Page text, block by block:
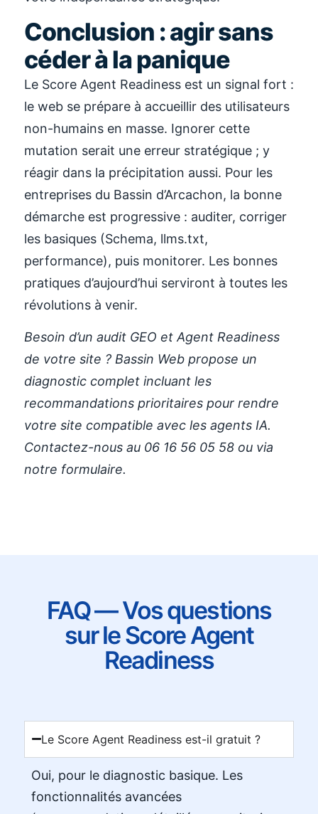
Conclusion : agir sans
céder à la panique
Le Score Agent Readiness est un signal fort :
le web se prépare à accueillir des utilisateurs
non-humains en masse. Ignorer cette
mutation serait une erreur stratégique ; y
réagir dans la précipitation aussi. Pour les
entreprises du Bassin d’Arcachon, la bonne
démarche est progressive : auditer, corriger
les basiques (Schema, llms.txt,
performance), puis monitorer. Les bonnes
pratiques d’aujourd’hui serviront à toutes les
révolutions à venir.
Besoin d’un audit GEO et Agent Readiness
de votre site ? Bassin Web propose un
diagnostic complet incluant les
recommandations prioritaires pour rendre
votre site compatible avec les agents IA.
Contactez-nous au 06 16 56 05 58 ou via
notre formulaire.
FAQ — Vos questions
sur le Score Agent
Readiness
Le Score Agent Readiness est-il gratuit ?
Oui, pour le diagnostic basique. Les
fonctionnalités avancées